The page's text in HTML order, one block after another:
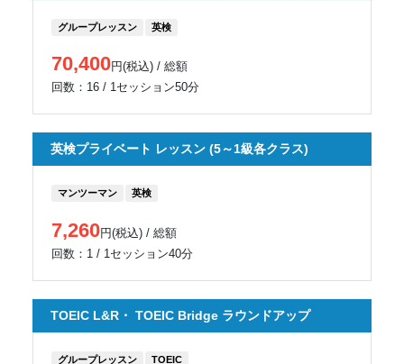
グループレッスン 英検
70,400円(税込) / 総額
回数：16 / 1セッション50分
英検プライベート レッスン (5～1級各クラス)
マンツーマン 英検
7,260円(税込) / 総額
回数：1 / 1セッション40分
TOEIC L&R・ TOEIC Bridge ラウンドアップ
グループレッスン TOEIC